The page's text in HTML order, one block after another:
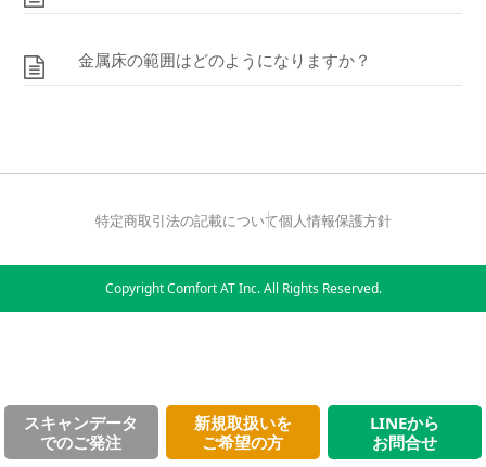
金属床の範囲はどのようになりますか？
特定商取引法の記載について個人情報保護方針
Copyright Comfort AT Inc. All Rights Reserved.
スキャンデータ
でのご発注
新規取扱いを
ご希望の方
LINEから
お問合せ